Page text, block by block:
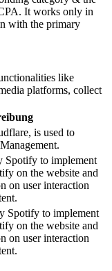
It works only in
with the primary
like
platforms, collect
is used to
Spotify to implement
on the website and
on user interaction
Spotify to implement
on the website and
on user interaction